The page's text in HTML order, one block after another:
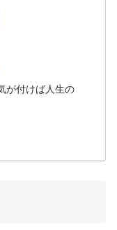
が付けば人生の